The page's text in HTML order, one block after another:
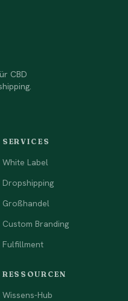
CBD
SERVICES
White Label
Dropshipping
Großhandel
Custom Branding
Fulfillment
RESSOURCEN
Wissens-Hub